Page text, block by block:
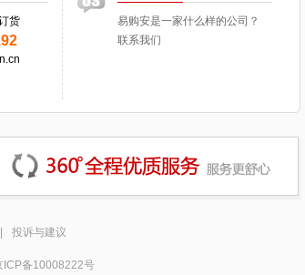
货
易购安是一家什么样的公司？
联系我们
投诉与建议
ICP备10008222号